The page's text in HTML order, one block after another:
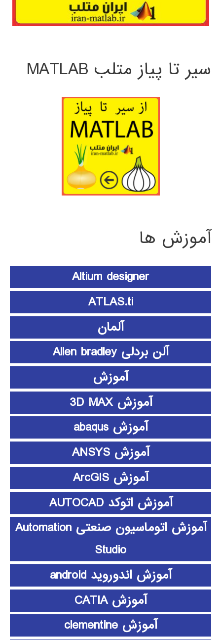
سیر تا پیاز متلب MATLAB
آموزش ها
Altium designer
ATLAS.ti
آلمان
آلن بردلی Allen bradley
آموزش
آموزش 3D MAX
آموزش abaqus
آموزش ANSYS
آموزش ArcGIS
آموزش اتوکد AUTOCAD
آموزش اتوماسیون صنعتی Automation
Studio
آموزش اندوروید android
آموزش CATIA
آموزش clementine